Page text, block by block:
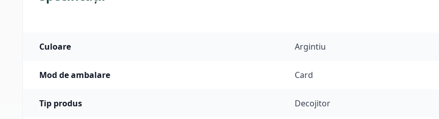
Culoare Argintiu
Mod de ambalare Card
Tip produs Decojitor